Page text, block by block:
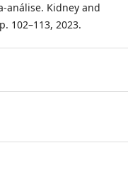
análise. Kidney and
102–113, 2023.